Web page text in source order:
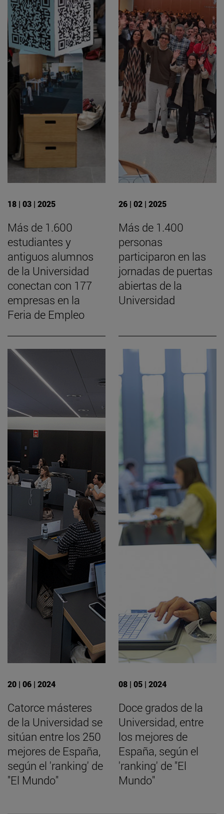
18 | 03 | 2025
Más de 1.600
estudiantes y
antiguos alumnos
de la Universidad
conectan con 177
empresas en la
Feria de Empleo
26 | 02 | 2025
Más de 1.400
personas
participaron en las
jornadas de puertas
abiertas de la
Universidad
20 | 06 | 2024
Catorce másteres
de la Universidad se
sitúan entre los 250
mejores de España,
según el 'ranking' de
"El Mundo"
08 | 05 | 2024
Doce grados de la
Universidad, entre
los mejores de
España, según el
'ranking' de "El
Mundo"